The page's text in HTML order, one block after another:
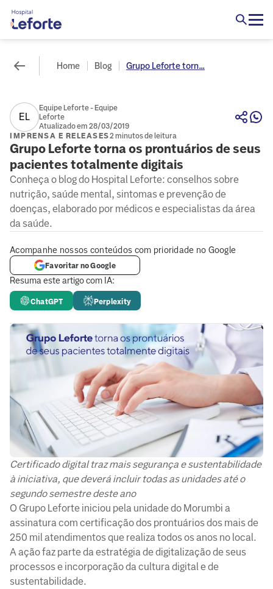
Home Blog Grupo Leforte torn...
EL
Equipe Leforte - Equipe
Leforte
Atualizado em 28/03/2019
IMPRENSA E RELEASES2 minutos de leitura
Grupo Leforte torna os prontuários de seus
pacientes totalmente digitais
Conheça o blog do Hospital Leforte: conselhos sobre
nutrição, saúde mental, sintomas e prevenção de
doenças, elaborado por médicos e especialistas da área
da saúde.
Resuma este artigo com IA:
ChatGPT Perplexity
Acompanhe nossos conteúdos com prioridade no Google
Favoritar no Google
Certificado digital traz mais segurança e sustentabilidade
à iniciativa, que deverá incluir todas as unidades até o
segundo semestre deste ano
O Grupo Leforte iniciou pela unidade do Morumbi a
assinatura com certificação dos prontuários dos mais de
250 mil atendimentos que realiza todos os anos no local.
A ação faz parte da estratégia de digitalização de seus
processos e incorporação da cultura digital e de
sustentabilidade.